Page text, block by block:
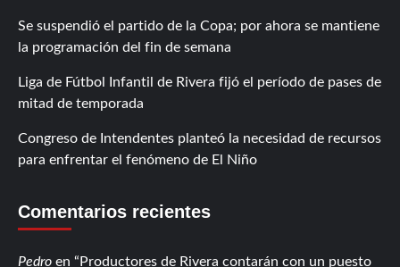
Se suspendió el partido de la Copa; por ahora se mantiene
la programación del fin de semana
Liga de Fútbol Infantil de Rivera fijó el período de pases de
mitad de temporada
Congreso de Intendentes planteó la necesidad de recursos
para enfrentar el fenómeno de El Niño
Comentarios recientes
Pedro en
Productores de Rivera contarán con un puesto